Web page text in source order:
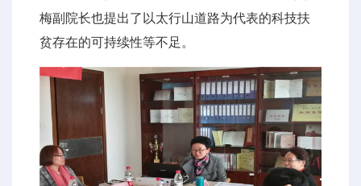
梅副院长也提出了以太行山道路为代表的科技扶
贫存在的可持续性等不足。